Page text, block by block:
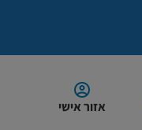
אזור אישי